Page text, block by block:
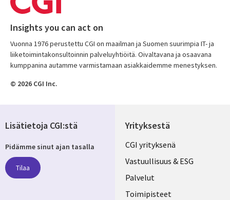
Insights you can act on
Vuonna 1976 perustettu CGI on maailman ja Suomen suurimpia IT- ja
liiketoimintakonsultoinnin palveluyhtiöitä. Oivaltavana ja osaavana
kumppanina autamme varmistamaan asiakkaidemme menestyksen.
© 2026 CGI Inc.
Yrityksestä
Useful
links
FINLAND
CGI yrityksenä
Vastuullisuus & ESG
Palvelut
Toimipisteet
Lisätietoja CGI:stä
Pidämme sinut ajan tasalla
Tilaa